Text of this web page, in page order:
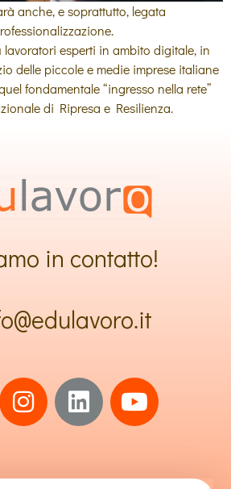
anche, e soprattutto, legata
lavoratori esperti in ambito digitale, in
delle piccole e medie imprese italiane
fondamentale “ingresso nella rete”
di Ripresa e Resilienza.
in contatto!